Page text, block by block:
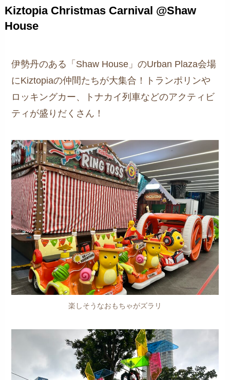
Kiztopia Christmas Carnival @Shaw
House
伊勢丹のある「Shaw House」のUrban Plaza会場
にKiztopiaの仲間たちが大集合！トランポリンや
ロッキングカー、トナカイ列車などのアクティビ
ティが盛りだくさん！
楽しそうなおもちゃがズラリ